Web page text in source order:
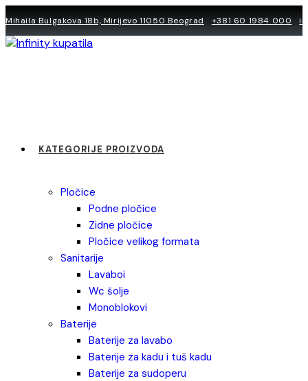
to
content
Mihaila Bulgakova 18b, Mirijevo 11050 Beograd +381 60 1984 000
KATEGORIJE PROIZVODA
pločice
podne pločice
zidne pločice
pločice velikog formata
sanitarije
lavaboi
wc šolje
monoblokovi
baterije
baterije za lavabo
baterije za kadu i tuš kadu
baterije za sudoperu